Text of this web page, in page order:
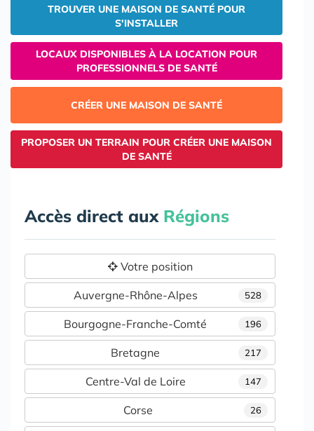
TROUVER UNE MAISON DE SANTÉ POUR
S'INSTALLER
LOCAUX DISPONIBLES À LA LOCATION POUR
PROFESSIONNELS DE SANTÉ
CRÉER UNE MAISON DE SANTÉ
PROPOSER UN TERRAIN POUR CRÉER UNE MAISON
DE SANTÉ
Accès direct aux Régions
Votre position
528
Auvergne-Rhône-Alpes
196
Bourgogne-Franche-Comté
217
Bretagne
147
Centre-Val de Loire
26
Corse